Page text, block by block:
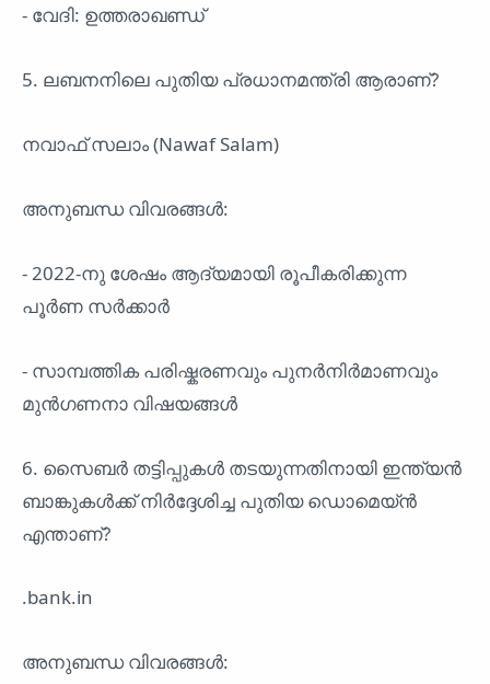
- വേദി: ഉത്തരാഖണ്ഡ്
5. ലബനനിലെ പുതിയ പ്രധാനമന്ത്രി ആരാണ്?
നവാഫ് സലാം (Nawaf Salam)
അനുബന്ധ വിവരങ്ങൾ:
- 2022-നു ശേഷം ആദ്യമായി രൂപീകരിക്കുന്ന
പൂർണ സർക്കാർ
- സാമ്പത്തിക പരിഷ്കരണവും പുനർനിർമാണവും
മുൻഗണനാ വിഷയങ്ങൾ
6. സൈബർ തട്ടിപ്പുകൾ തടയുന്നതിനായി ഇന്ത്യൻ
ബാങ്കുകൾക്ക് നിർദ്ദേശിച്ച പുതിയ ഡൊമെയ്ൻ
എന്താണ്?
.bank.in
അനുബന്ധ വിവരങ്ങൾ: